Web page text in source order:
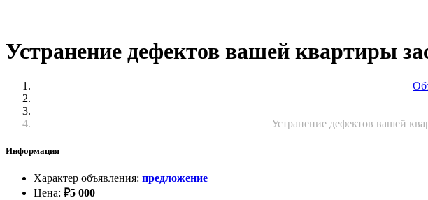
Устранение дефектов вашей квартиры
Устранение дефектов вашей
Информация
Характер объявления: предложение
Цена: ₽5 000